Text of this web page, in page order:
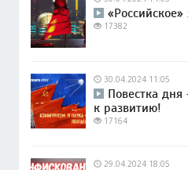
«Российское»
17382
30.04.2024 11:05
Повестка дня
к развитию!
17164
29.04.2024 18:05